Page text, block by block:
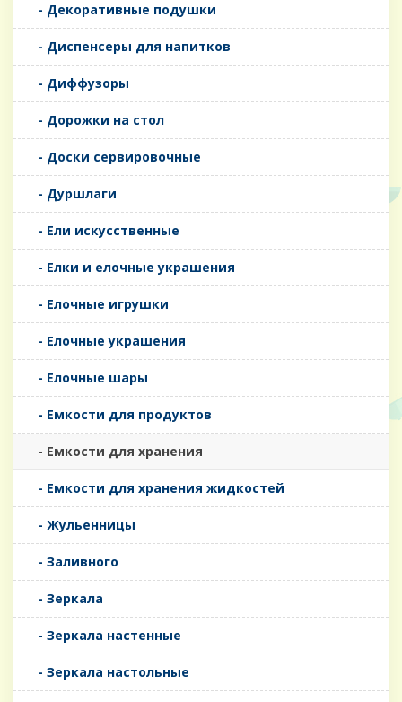
- Декоративные подушки
- Диспенсеры для напитков
- Диффузоры
- Дорожки на стол
- Доски сервировочные
- Дуршлаги
- Ели искусственные
- Елки и елочные украшения
- Елочные игрушки
- Елочные украшения
- Елочные шары
- Емкости для продуктов
- Емкости для хранения
- Емкости для хранения жидкостей
- Жульенницы
- Заливного
- Зеркала
- Зеркала настенные
- Зеркала настольные